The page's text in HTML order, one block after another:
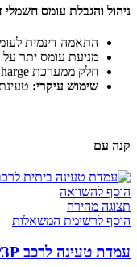
ניהול והגבלת עומס
התאמה דינמית
מניעת עומס יתר
חלק ממערכת Schneider Charge
שימוש עיקרי:
קנה עם
הוסף להשוואה
תצוגה מהירה
הוסף לרשימת המשאלות
עמדת טעינה לרכב 1P/3P ללא כבל